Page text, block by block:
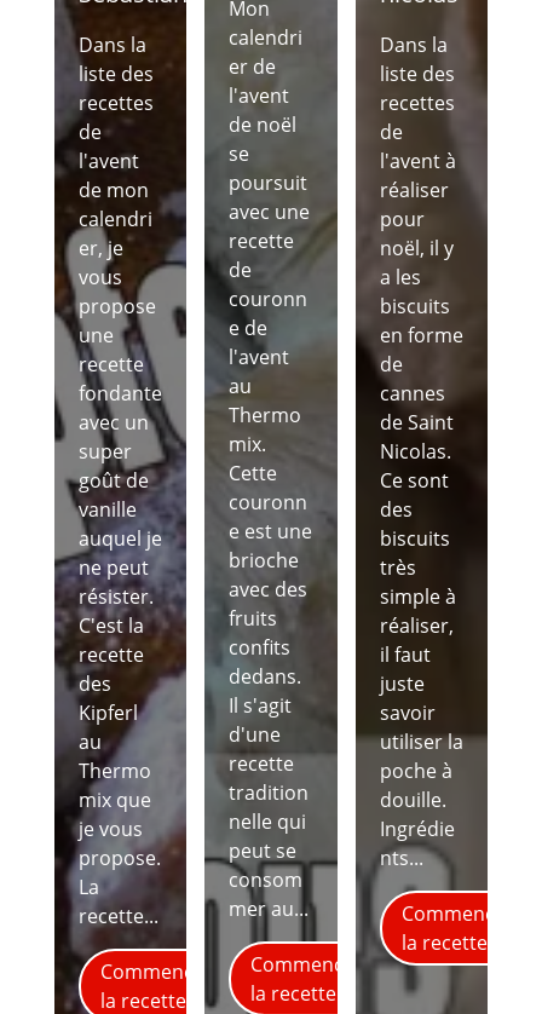
Dans la
liste des
recettes
de
l'avent
de mon
calendri
er, je
vous
propose
une
recette
fondante
avec un
super
goût de
vanille
auquel je
ne peut
résister.
C'est la
recette
des
Kipferl
au
Thermo
mix que
je vous
propose.
La
recette...
Commence
la recette
Mon
calendri
er de
l'avent
de noël
se
poursuit
avec une
recette
de
couronn
e de
l'avent
au
Thermo
mix.
Cette
couronn
e est une
brioche
avec des
fruits
confits
dedans.
Il s'agit
d'une
recette
tradition
nelle qui
peut se
consom
mer au...
Commence
la recette
Dans la
liste des
recettes
de
l'avent à
réaliser
pour
noël, il y
a les
biscuits
en forme
de
cannes
de Saint
Nicolas.
Ce sont
des
biscuits
très
simple à
réaliser,
il faut
juste
savoir
utiliser la
poche à
douille.
Ingrédie
nts...
Commence
la recette